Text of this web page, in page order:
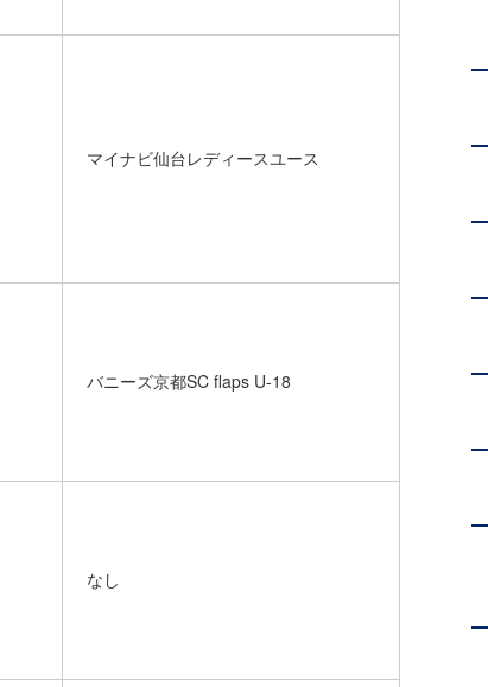
マイナビ仙台レディースユース
バニーズ京都SC flaps U-18
なし